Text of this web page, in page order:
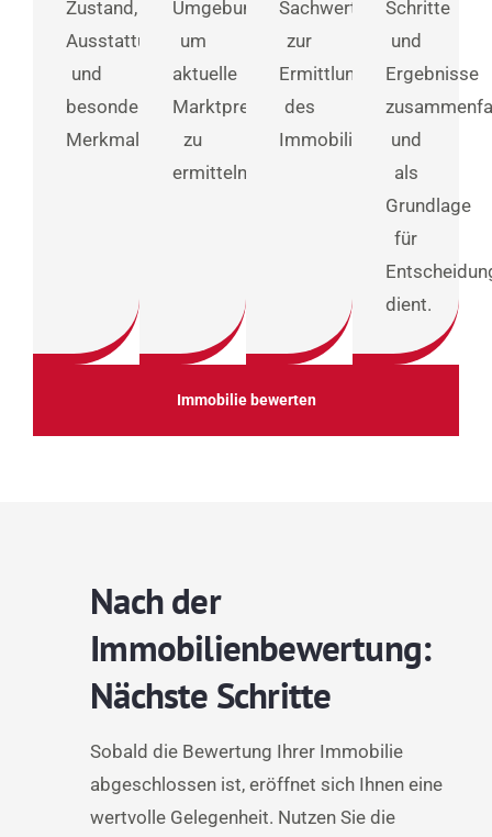
Zustand,
Ausstattung
und
besonderen
Merkmalen.
Umgebung,
um
aktuelle
Marktpreise
zu
ermitteln.
Sachwertverfahren)
zur
Ermittlung
des
Immobilienwerts.
Schritte
und
Ergebnisse
und
als
Grundlage
für
dient.
Immobilie bewerten
Nach der
Immobilienbewertung:
Nächste Schritte
Sobald die Bewertung Ihrer Immobilie
abgeschlossen ist, eröffnet sich Ihnen eine
wertvolle Gelegenheit. Nutzen Sie die